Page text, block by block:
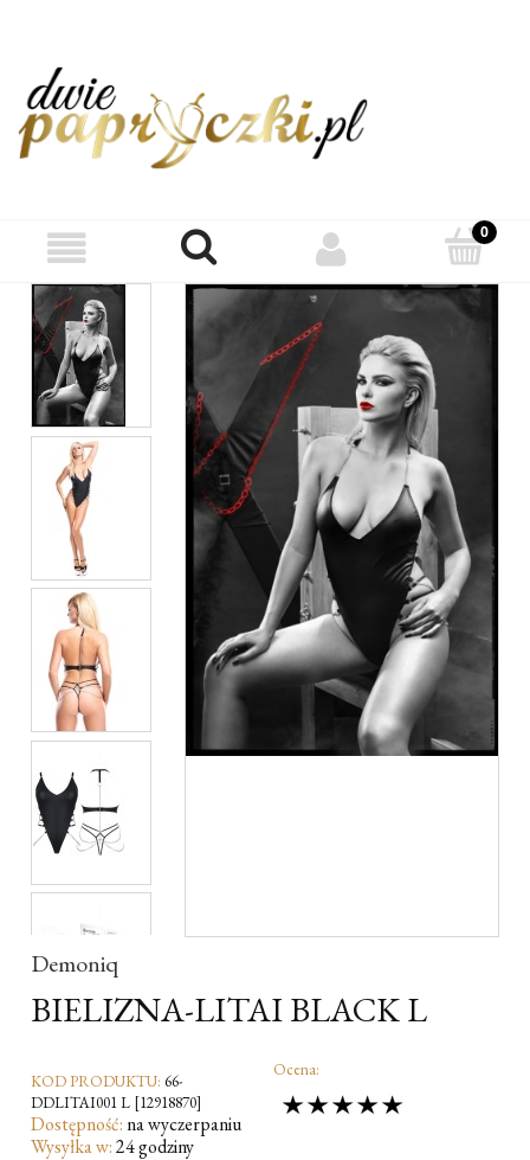
Demoniq
BIELIZNA-LITAI BLACK L
KOD PRODUKTU: 66-
DDLITAI001 L [12918870]
Dostępność: na wyczerpaniu
Wysyłka w:24 godziny
Ocena: